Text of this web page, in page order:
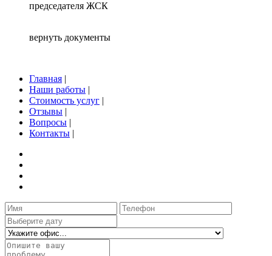
председателя ЖСК
вернуть документы
Главная |
Наши работы |
Стоимость услуг |
Отзывы |
Вопросы |
Контакты |